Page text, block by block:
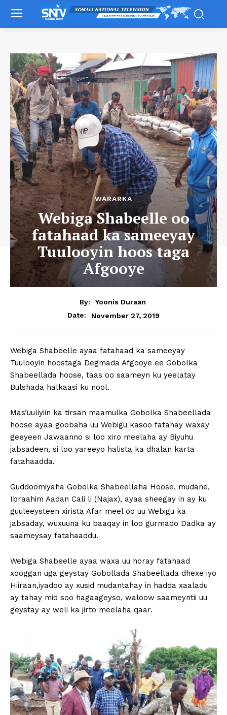
WARARKA
Webiga Shabeelle oo
fatahaad ka sameeyay
Tuulooyin hoos taga
Afgooye
By:
Yoonis Duraan
Date:
November 27, 2019
Webiga Shabeelle ayaa fatahaad ka sameeyay
Tuulooyin hoostaga Degmada Afgooye ee Gobolka
Shabeellada hoose, taas oo saameyn ku yeelatay
Bulshada halkaasi ku nool.
Mas’uuliyiin ka tirsan maamulka Gobolka Shabeellada
hoose ayaa goobaha uu Webigu kasoo fatahay waxay
geeyeen Jawaanno si loo xiro meelaha ay Biyuhu
jabsadeen, si loo yareeyo halista ka dhalan karta
fatahaadda.
Guddoomiyaha Gobolka Shabeellaha Hoose, mudane,
Ibraahim Aadan Cali li (Najax), ayaa sheegay in ay ku
guuleeysteen xirista Afar meel oo uu Webigu ka
jabsaday, wuxuuna ku baaqay in loo gurmado Dadka ay
saameysay fatahaaddu.
Webiga Shabeelle ayaa waxa uu horay fatahaad
xooggan uga geystay Gobollada Shabeellada dhexe iyo
Hiiraan,iyadoo ay xusid mudantahay in hadda xaaladu
ay tahay mid soo hagaageyso, waloow saameyntii uu
geystay ay weli ka jirto meelaha qaar.